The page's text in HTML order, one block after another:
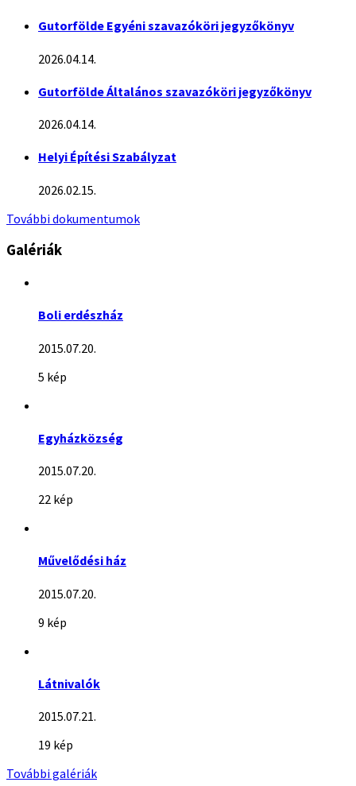
Gutorfölde Egyéni szavazóköri jegyzőkönyv
2026.04.14.
Gutorfölde Általános szavazóköri jegyzőkönyv
2026.04.14.
Helyi Építési Szabályzat
2026.02.15.
További dokumentumok
Galériák
Boli erdészház
2015.07.20.
5 kép
Egyházközség
2015.07.20.
22 kép
Művelődési ház
2015.07.20.
9 kép
Látnivalók
2015.07.21.
19 kép
További galériák